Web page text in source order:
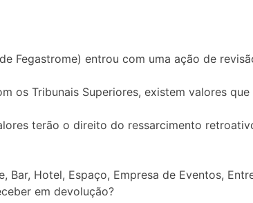
Fegastrome) entrou com uma ação de
os Tribunais Superiores, existem valores
terão o direito do ressarcimento
Bar, Hotel, Espaço, Empresa de Eventos,
em devolução?